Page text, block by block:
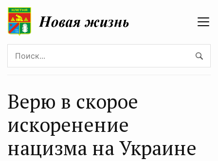
Верю в скорое
искоренение
нацизма на Украине